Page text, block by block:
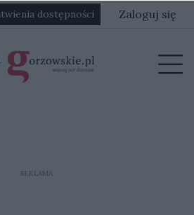
dostępności Zaloguj się
REKLAMA